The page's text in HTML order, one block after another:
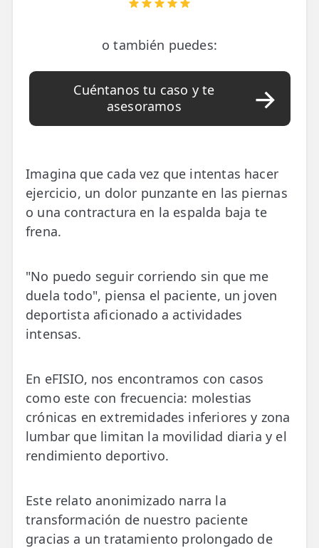
TIENDA
🛍️ Tienda Bonos
🛍️ Tienda Productos Fisioterapia
🛒 Carrito
❤️ Ofertas
☎️ 91 005 23 63
📧 Contacta
ESPECIALIDADES
😧 Fisioterapia ATM
🦴 Osteopatía
🫶 Suelo Pélvico
🏅 Fisioterapia Deportiva
🧠 Fisioterapia Neurológica
o también puedes:
Cuéntanos tu caso y te
asesoramos
Imagina que cada vez que intentas hacer
ejercicio, un dolor punzante en las piernas
o una contractura en la espalda baja te
frena.
"No puedo seguir corriendo sin que me
duela todo", piensa el paciente, un joven
deportista aficionado a actividades
intensas.
En eFISIO, nos encontramos con casos
como este con frecuencia: molestias
crónicas en extremidades inferiores y zona
lumbar que limitan la movilidad diaria y el
rendimiento deportivo.
Este relato anonimizado narra la
transformación de nuestro paciente
gracias a un tratamiento prolongado de